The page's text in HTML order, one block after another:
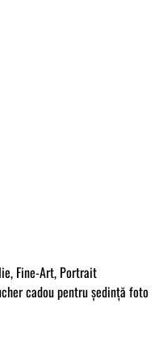
Fine-Art, Portrait
cadou pentru ședință foto